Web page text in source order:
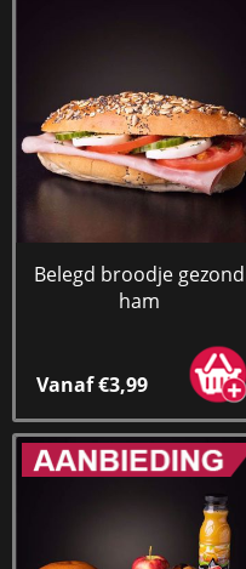
Belegd broodje gezond
ham
Vanaf €3,99